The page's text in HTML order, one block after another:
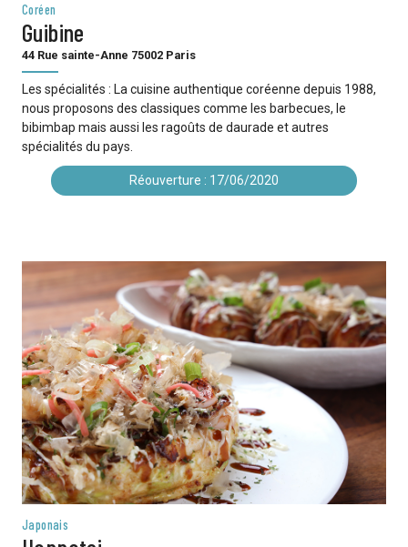
Coréen
Guibine
44 Rue sainte-Anne 75002 Paris
Les spécialités : La cuisine authentique coréenne depuis 1988,
nous proposons des classiques comme les barbecues, le
bibimbap mais aussi les ragoûts de daurade et autres
spécialités du pays.
Réouverture : 17/06/2020
Japonais